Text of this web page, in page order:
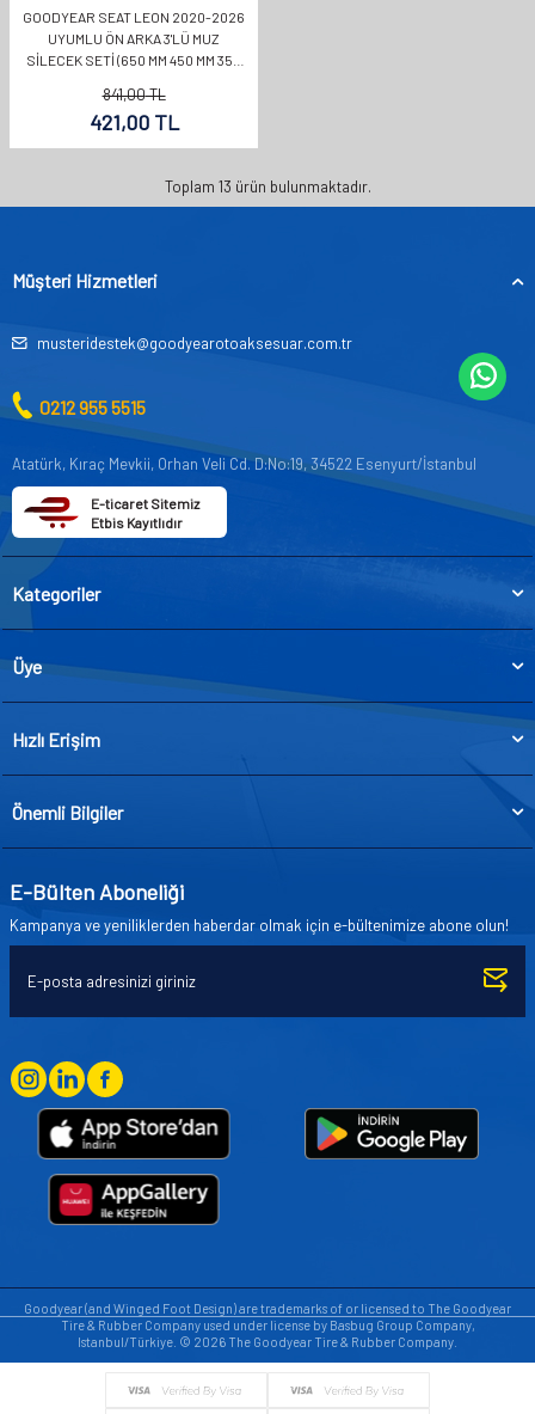
GOODYEAR SEAT LEON 2020-2026
UYUMLU ÖN ARKA 3'LÜ MUZ
SILECEK SETI (650 MM 450 MM 350
841,00TL
421,00TL
Toplam 13 ürün bulunmaktadır.
Müşteri Hizmetleri
musteridestek@goodyearotoaksesuar.com.tr
0212 955 5515
Atatürk, Kıraç Mevkii, Orhan Veli Cd. D:No:19, 34522 Esenyurt/İstanbul
E-ticaret Sitemiz
Etbis Kayıtlıdır
Kategoriler
Üye
Hızlı Erişim
Önemli Bilgiler
E-Bülten Aboneliği
Kampanya ve yeniliklerden haberdar olmak için e-bültenimize abone olun!
Goodyear (and Winged Foot Design) are trademarks of or licensed to The Goodyear
Tire & Rubber Company used under license by Basbug Group Company,
Istanbul/Türkiye. © 2026 The Goodyear Tire & Rubber Company.